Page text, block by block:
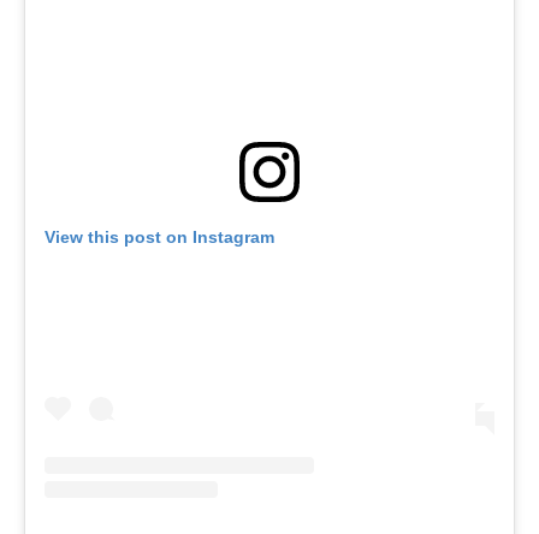
View this post on Instagram